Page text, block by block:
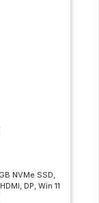
NVMe SSD,
DP, Win 11